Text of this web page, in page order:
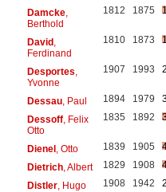
Damcke,
Berthold
1812 1875
David,
Ferdinand
1810 1873
Desportes
Yvonne
1907 1993
Dessau, Paul 1894 1979
Dessoff, Felix
Otto
1835 1892
Dienel, Otto 1839 1905
Dietrich, Albert 1829 1908
Distler, Hugo 1908 1942